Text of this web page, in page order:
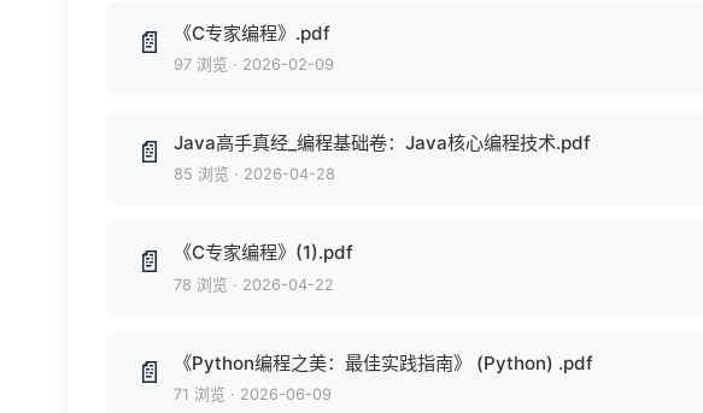
📄 《C专家编程》.pdf
97 浏览 · 2026-02-09
📄 Java高手真经_编程基础卷：Java核心编程技术.pdf
85 浏览 · 2026-04-28
📄 《C专家编程》(1).pdf
78 浏览 · 2026-04-22
📄 《Python编程之美：最佳实践指南》 (Python) .pdf
71 浏览 · 2026-06-09